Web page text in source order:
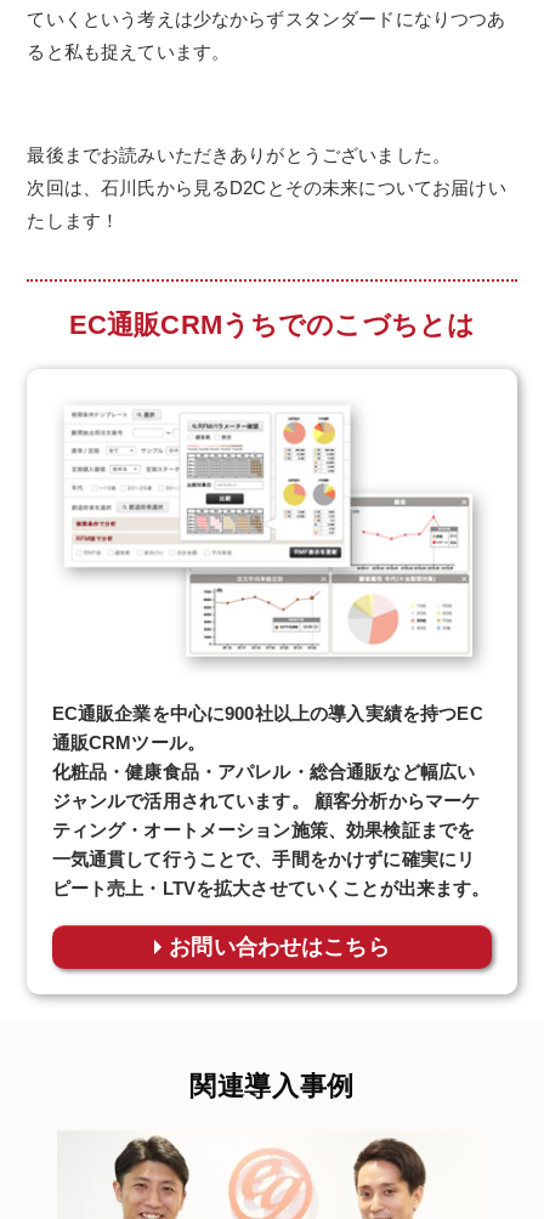
ていくという考えは少なからずスタンダードになりつつあ
ると私も捉えています。
最後までお読みいただきありがとうございました。
次回は、石川氏から見るD2Cとその未来についてお届けい
たします！
EC通販CRMうちでのこづちとは
EC通販企業を中心に900社以上の導入実績を持つEC
通販CRMツール。
化粧品・健康食品・アパレル・総合通販など幅広い
ジャンルで活用されています。 顧客分析からマーケ
ティング・オートメーション施策、効果検証までを
一気通貫して行うことで、手間をかけずに確実にリ
ピート売上・LTVを拡大させていくことが出来ます。
お問い合わせはこちら
関連導入事例